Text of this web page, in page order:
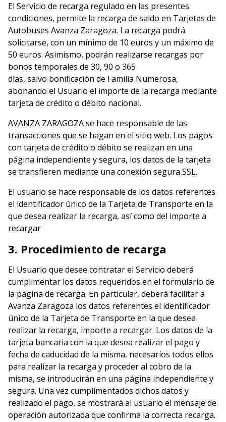
El Servicio de recarga regulado en las presentes
condiciones, permite la recarga de saldo en Tarjetas de
Autobuses Avanza Zaragoza. La recarga podrá
solicitarse, con un mínimo de 10 euros y un máximo de
50 euros. Asimismo, podrán realizarse recargas por
bonos temporales de 30, 90 o 365
días, salvo bonificación de Familia Numerosa,
abonando el Usuario el importe de la recarga mediante
tarjeta de crédito o débito nacional.
AVANZA ZARAGOZA se hace responsable de las
transacciones que se hagan en el sitio web. Los pagos
con tarjeta de crédito o débito se realizan en una
página independiente y segura, los datos de la tarjeta
se transfieren mediante una conexión segura SSL.
El usuario se hace responsable de los datos referentes
el identificador único de la Tarjeta de Transporte en la
que desea realizar la recarga, así como del importe a
recargar
3. Procedimiento de recarga
El Usuario que desee contratar el Servicio deberá
cumplimentar los datos requeridos en el formulario de
la página de recarga. En particular, deberá facilitar a
Avanza Zaragoza los datos referentes el identificador
único de la Tarjeta de Transporte en la que desea
realizar la recarga, importe a recargar. Los datos de la
tarjeta bancaria con la que desea realizar el pago y
fecha de caducidad de la misma, necesarios todos ellos
para realizar la recarga y proceder al cobro de la
misma, se introducirán en una página independiente y
segura. Una vez cumplimentados dichos datos y
realizado el pago, se mostrará al usuario el mensaje de
operación autorizada que confirma la correcta recarga.